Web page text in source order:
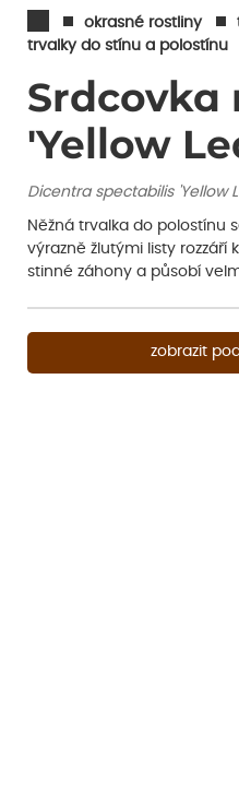
okrasné rostliny
trvalky do stínu a polostínu
Srdcovka
'Yellow
Dicentra spectabilis 'Yellow
Něžná trvalka do polostínu
výrazně žlutými listy rozzáří
stinné záhony a působí
zobrazit